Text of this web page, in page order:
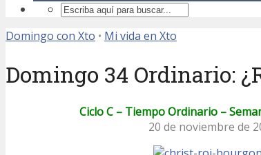
Domingo con Xto • Mi vida en Xto
Domingo 34 Ordinario:
Ciclo C – Tiempo Ordinario –
20 de noviembre de